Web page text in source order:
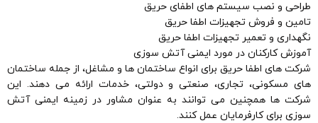
طراحی و نصب سیستم های اطفای حریق
تامین و فروش تجهیزات اطفا حریق
نگهداری و تعمیر تجهیزات اطفا حریق
آموزش کارکنان در مورد ایمنی آتش سوزی
شرکت های اطفا حریق برای انواع ساختمان ها و مشاغل، از جمله ساختمان
های مسکونی، تجاری، صنعتی و دولتی، خدمات ارائه می دهند. این
شرکت ها همچنین می توانند به عنوان مشاور در زمینه ایمنی آتش
سوزی برای کارفرمایان عمل کنند.